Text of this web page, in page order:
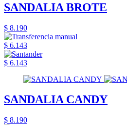
SANDALIA BROTE
$ 8.190
$ 6.143
$ 6.143
SANDALIA CANDY
$ 8.190